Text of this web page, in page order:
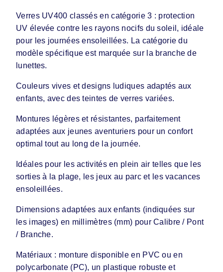
Verres UV400 classés en catégorie 3 : protection
UV élevée contre les rayons nocifs du soleil, idéale
pour les journées ensoleillées. La catégorie du
modèle spécifique est marquée sur la branche de
lunettes.
Couleurs vives et designs ludiques adaptés aux
enfants, avec des teintes de verres variées.
Montures légères et résistantes, parfaitement
adaptées aux jeunes aventuriers pour un confort
optimal tout au long de la journée.
Idéales pour les activités en plein air telles que les
sorties à la plage, les jeux au parc et les vacances
ensoleillées.
Dimensions adaptées aux enfants (indiquées sur
les images) en millimètres (mm) pour Calibre / Pont
/ Branche.
Matériaux : monture disponible en PVC ou en
polycarbonate (PC), un plastique robuste et